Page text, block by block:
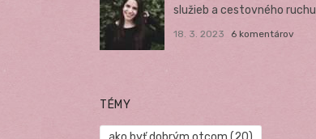
služieb a cestovného ruchu
18. 3. 2023 6 komentárov
TÉMY